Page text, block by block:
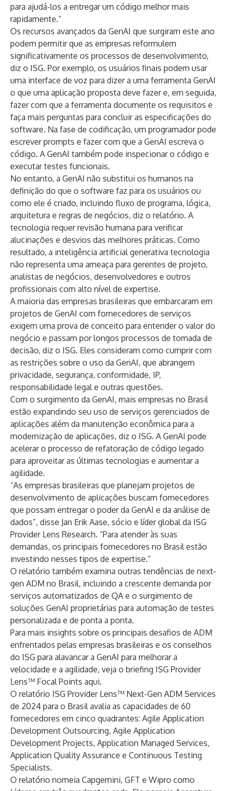
para ajudá-los a entregar um código melhor mais
rapidamente.”
Os recursos avançados da GenAI que surgiram este ano
podem permitir que as empresas reformulem
significativamente os processos de desenvolvimento,
diz o ISG. Por exemplo, os usuários finais podem usar
uma interface de voz para dizer a uma ferramenta GenAI
o que uma aplicação proposta deve fazer e, em seguida,
fazer com que a ferramenta documente os requisitos e
faça mais perguntas para concluir as especificações do
software. Na fase de codificação, um programador pode
escrever prompts e fazer com que a GenAI escreva o
código. A GenAI também pode inspecionar o código e
executar testes funcionais.
No entanto, a GenAI não substitui os humanos na
definição do que o software faz para os usuários ou
como ele é criado, incluindo fluxo de programa, lógica,
arquitetura e regras de negócios, diz o relatório. A
tecnologia requer revisão humana para verificar
alucinações e desvios das melhores práticas. Como
resultado, a inteligência artificial generativa tecnologia
não representa uma ameaça para gerentes de projeto,
analistas de negócios, desenvolvedores e outros
profissionais com alto nível de expertise.
A maioria das empresas brasileiras que embarcaram em
projetos de GenAI com fornecedores de serviços
exigem uma prova de conceito para entender o valor do
negócio e passam por longos processos de tomada de
decisão, diz o ISG. Eles consideram como cumprir com
as restrições sobre o uso da GenAI, que abrangem
privacidade, segurança, conformidade, IP,
responsabilidade legal e outras questões.
Com o surgimento da GenAI, mais empresas no Brasil
estão expandindo seu uso de serviços gerenciados de
aplicações além da manutenção econômica para a
modernização de aplicações, diz o ISG. A GenAI pode
acelerar o processo de refatoração de código legado
para aproveitar as últimas tecnologias e aumentar a
agilidade.
“As empresas brasileiras que planejam projetos de
desenvolvimento de aplicações buscam fornecedores
que possam entregar o poder da GenAI e da análise de
dados”, disse Jan Erik Aase, sócio e líder global da ISG
Provider Lens Research. “Para atender às suas
demandas, os principais fornecedores no Brasil estão
investindo nesses tipos de expertise.”
O relatório também examina outras tendências de next-
gen ADM no Brasil, incluindo a crescente demanda por
serviços automatizados de QA e o surgimento de
soluções GenAI proprietárias para automação de testes
personalizada e de ponta a ponta.
Para mais insights sobre os principais desafios de ADM
enfrentados pelas empresas brasileiras e os conselhos
do ISG para alavancar a GenAI para melhorar a
velocidade e a agilidade, veja o briefing ISG Provider
Lens™ Focal Points aqui.
O relatório ISG Provider Lens™ Next-Gen ADM Services
de 2024 para o Brasil avalia as capacidades de 60
fornecedores em cinco quadrantes: Agile Application
Development Outsourcing, Agile Application
Development Projects, Application Managed Services,
Application Quality Assurance e Continuous Testing
Specialists.
O relatório nomeia Capgemini, GFT e Wipro como